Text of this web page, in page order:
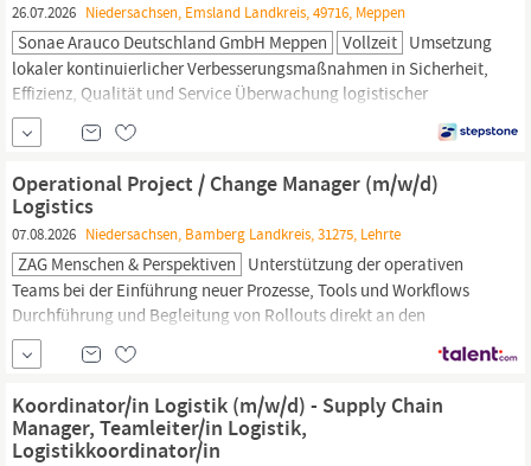
26.07.2026 Niedersachsen, Emsland Landkreis, 49716, Meppen
Sonae Arauco Deutschland GmbH Meppen Vollzeit Umsetzung
lokaler kontinuierlicher Verbesserungsmaßnahmen in Sicherheit,
Effizienz, Qualität und Service Überwachung logistischer
Prozesse sowie Analyse und Optimierung relevanter KPIs
Sicherstellung der Einhaltung von Ladungssicherungsvorgaben,
Zollanforderungen und Qualitätsrichtlinien Abgeschlossenes
Studium im BereichSupply Chain,Ingenieurwesen,...
Operational Project / Change Manager (m/w/d)
Logistics
07.08.2026 Niedersachsen, Bamberg Landkreis, 31275, Lehrte
ZAG Menschen & Perspektiven Unterstützung der operativen
Teams bei der Einführung neuer Prozesse, Tools und Workflows
Durchführung und Begleitung von Rollouts direkt an den
Standorten Profil Erfahrung im operativen Projektmanagement
oder Change Management innerhalb der Logistik oder
Supply
Kenntnisse im Bereich Home Delivery, Last Mile oder...
Koordinator/in Logistik (m/w/d) - Supply Chain
Manager, Teamleiter/in Logistik,
Logistikkoordinator/in